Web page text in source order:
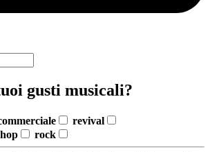
gusti musicali?
revival
rock